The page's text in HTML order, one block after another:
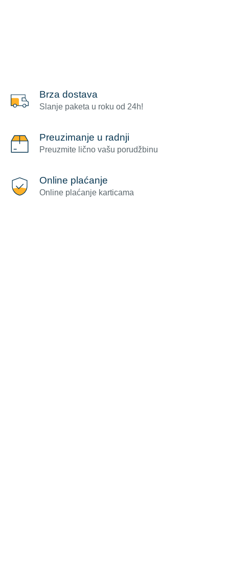
Brza dostava
Slanje paketa u roku od 24h!
Preuzimanje u radnji
Preuzmite lično vašu porudžbinu
Online plaćanje
Online plaćanje karticama